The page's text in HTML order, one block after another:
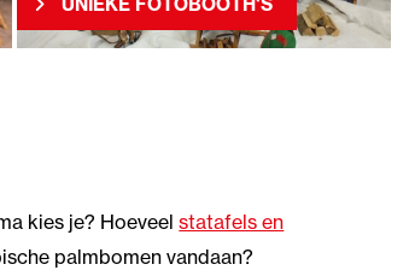
kies je? Hoeveelstatafels en
palmbomen vandaan?